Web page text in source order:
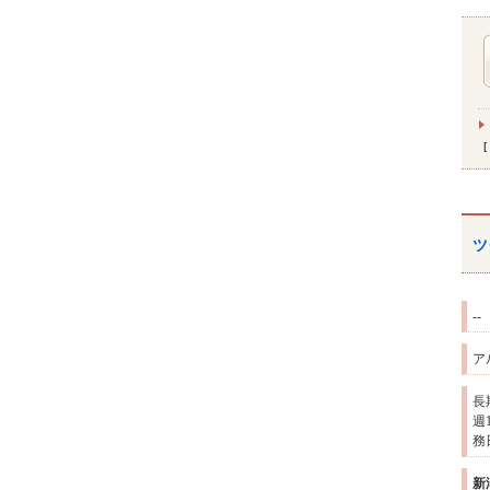
--
ア
長
週
務
新